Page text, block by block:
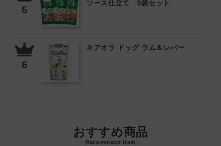
ソース仕立て 5袋セット
キアオラ ドッグ ラム＆レバー
おすすめ商品
Recommend Item